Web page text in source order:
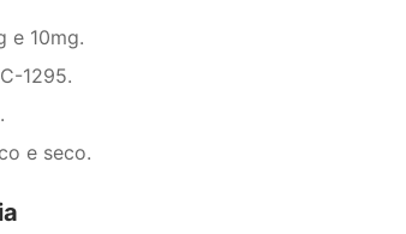
e 10mg.
1295.
e seco.